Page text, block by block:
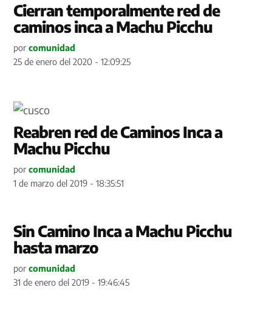
Cierran temporalmente red de
caminos inca a Machu Picchu
por comunidad
25 de enero del 2020 - 12:09:25
Reabren red de Caminos Inca a
Machu Picchu
por comunidad
1 de marzo del 2019 - 18:35:51
Sin Camino Inca a Machu Picchu
hasta marzo
por comunidad
31 de enero del 2019 - 19:46:45